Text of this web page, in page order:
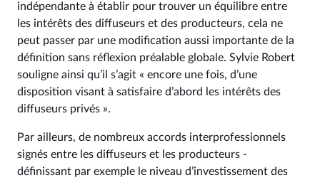
indépendante à établir pour trouver un équilibre entre
les intérêts des diffuseurs et des producteurs, cela ne
peut passer par une modification aussi importante de la
définition sans réflexion préalable globale. Sylvie Robert
souligne ainsi qu’il s’agit « encore une fois, d’une
disposition visant à satisfaire d’abord les intérêts des
diffuseurs privés ».
Par ailleurs, de nombreux accords interprofessionnels
signés entre les diffuseurs et les producteurs -
définissant par exemple le niveau d’investissement des